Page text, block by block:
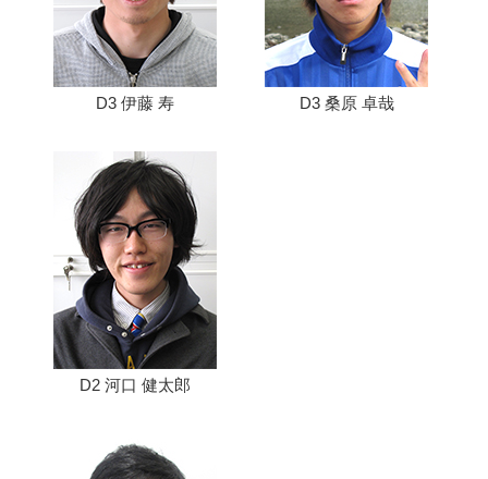
D3 伊藤 寿 D3 桑原 卓哉
D2 河口 健太郎